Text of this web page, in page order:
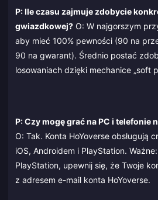
P: Ile czasu zajmuje zdobycie
gwiazdkowej? O: W najgorszym
aby mieć 100% pewności (90 na
90 na gwarant). Średnio postać
losowaniach dzięki mechanice „soft
P: Czy mogę grać na PC i telefonie
O: Tak. Konta HoYoverse obsługują
iOS, Androidem i PlayStation.
PlayStation, upewnij się, że Twoje
z adresem e-mail konta HoYoverse.